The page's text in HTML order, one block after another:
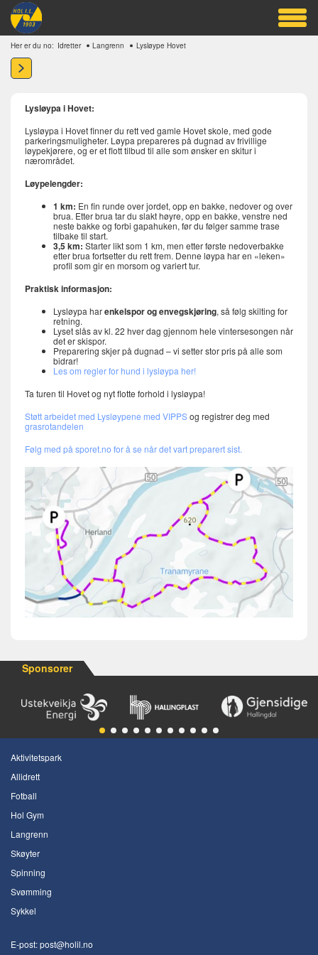
Her er du no: Idretter Langrenn Lysløype Hovet
Lysløypa i Hovet:
Lysløypa i Hovet finner du rett ved gamle Hovet skole, med gode
parkeringsmuligheter. Løypa prepareres på dugnad av frivillige
løypekjørere, og er et flott tilbud til alle som ønsker en skitur i
nærområdet.
Løypelengder:
1 km: En fin runde over jordet, opp en bakke, nedover og over
brua. Etter brua tar du slakt høyre, opp en bakke, venstre ned
neste bakke og forbi gapahuken, før du følger samme trase
tilbake til start.
3,5 km: Starter likt som 1 km, men etter første nedoverbakke
etter brua fortsetter du rett frem. Denne løypa har en «leken»
profil som gir en morsom og variert tur.
Praktisk informasjon:
Lysløypa harenkelspor og envegskjøring, så følg skilting for
retning.
Lyset slås av kl. 22 hver dag gjennom hele vintersesongen når
det er skispor.
Preparering skjer på dugnad – vi setter stor pris på alle som
bidrar!
Les om regler for hund i lysløypa her!
Ta turen til Hovet og nyt flotte forhold i lysløypa!
Støtt arbeidet med Lysløypene med VIPPSog registrer deg med
grasrotandelen
Følg med på sporet.no for å se når det vart preparert sist.
Sponsorer
Aktivitetspark
Allidrett
Fotball
Hol Gym
Langrenn
Skøyter
Spinning
Svømming
Sykkel
E-post:post@holil.no